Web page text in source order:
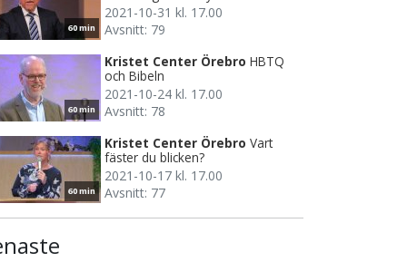
60 min
2021-10-31 kl. 17.00
Avsnitt: 79
60 min
Kristet Center Örebro HBTQ
och Bibeln
2021-10-24 kl. 17.00
Avsnitt: 78
60 min
Kristet Center Örebro Vart
fäster du blicken?
2021-10-17 kl. 17.00
Avsnitt: 77